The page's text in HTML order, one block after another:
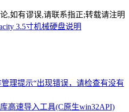
,如有谬误,请联系指正;转载请注明
3.5寸机械硬盘说明
管理提示“出现错误，请检查有没有
高速导入工具(C原生win32API)